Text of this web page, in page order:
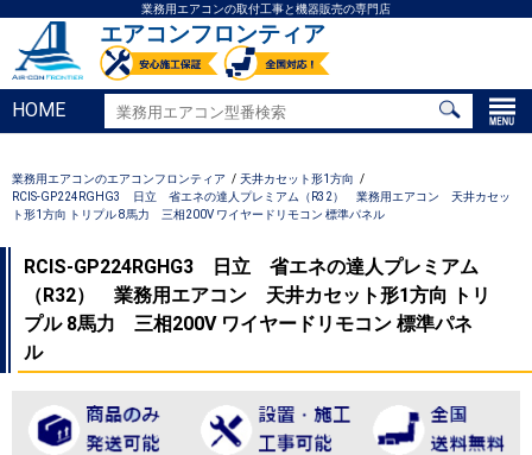
業務用エアコンの取付工事と機器販売の専門店
エアコンフロンティア
HOME
業務用エアコンのエアコンフロンティア
天井カセット形1方向
RCIS-GP224RGHG3 日立 省エネの達人プレミアム（R32） 業務用エアコン 天井カセッ
ト形1方向 トリプル 8馬力 三相200V ワイヤードリモコン 標準パネル
RCIS-GP224RGHG3 日立 省エネの達人プレミアム
（R32） 業務用エアコン 天井カセット形1方向 トリ
プル 8馬力 三相200V ワイヤードリモコン 標準パネ
ル